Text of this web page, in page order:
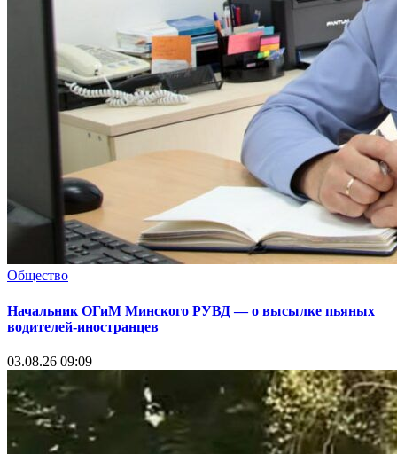
Общество
Начальник ОГиМ Минского РУВД — о высылке пьяных
водителей-иностранцев
03.08.26 09:09